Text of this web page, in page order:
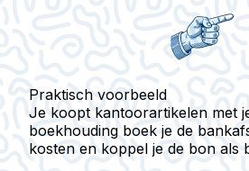
Praktisch voorbeeld
Je koopt kantoorartikelen met
boekhouding boek je de
kosten en koppel je de bon als